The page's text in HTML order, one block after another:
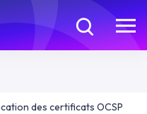
des certificats OCSP